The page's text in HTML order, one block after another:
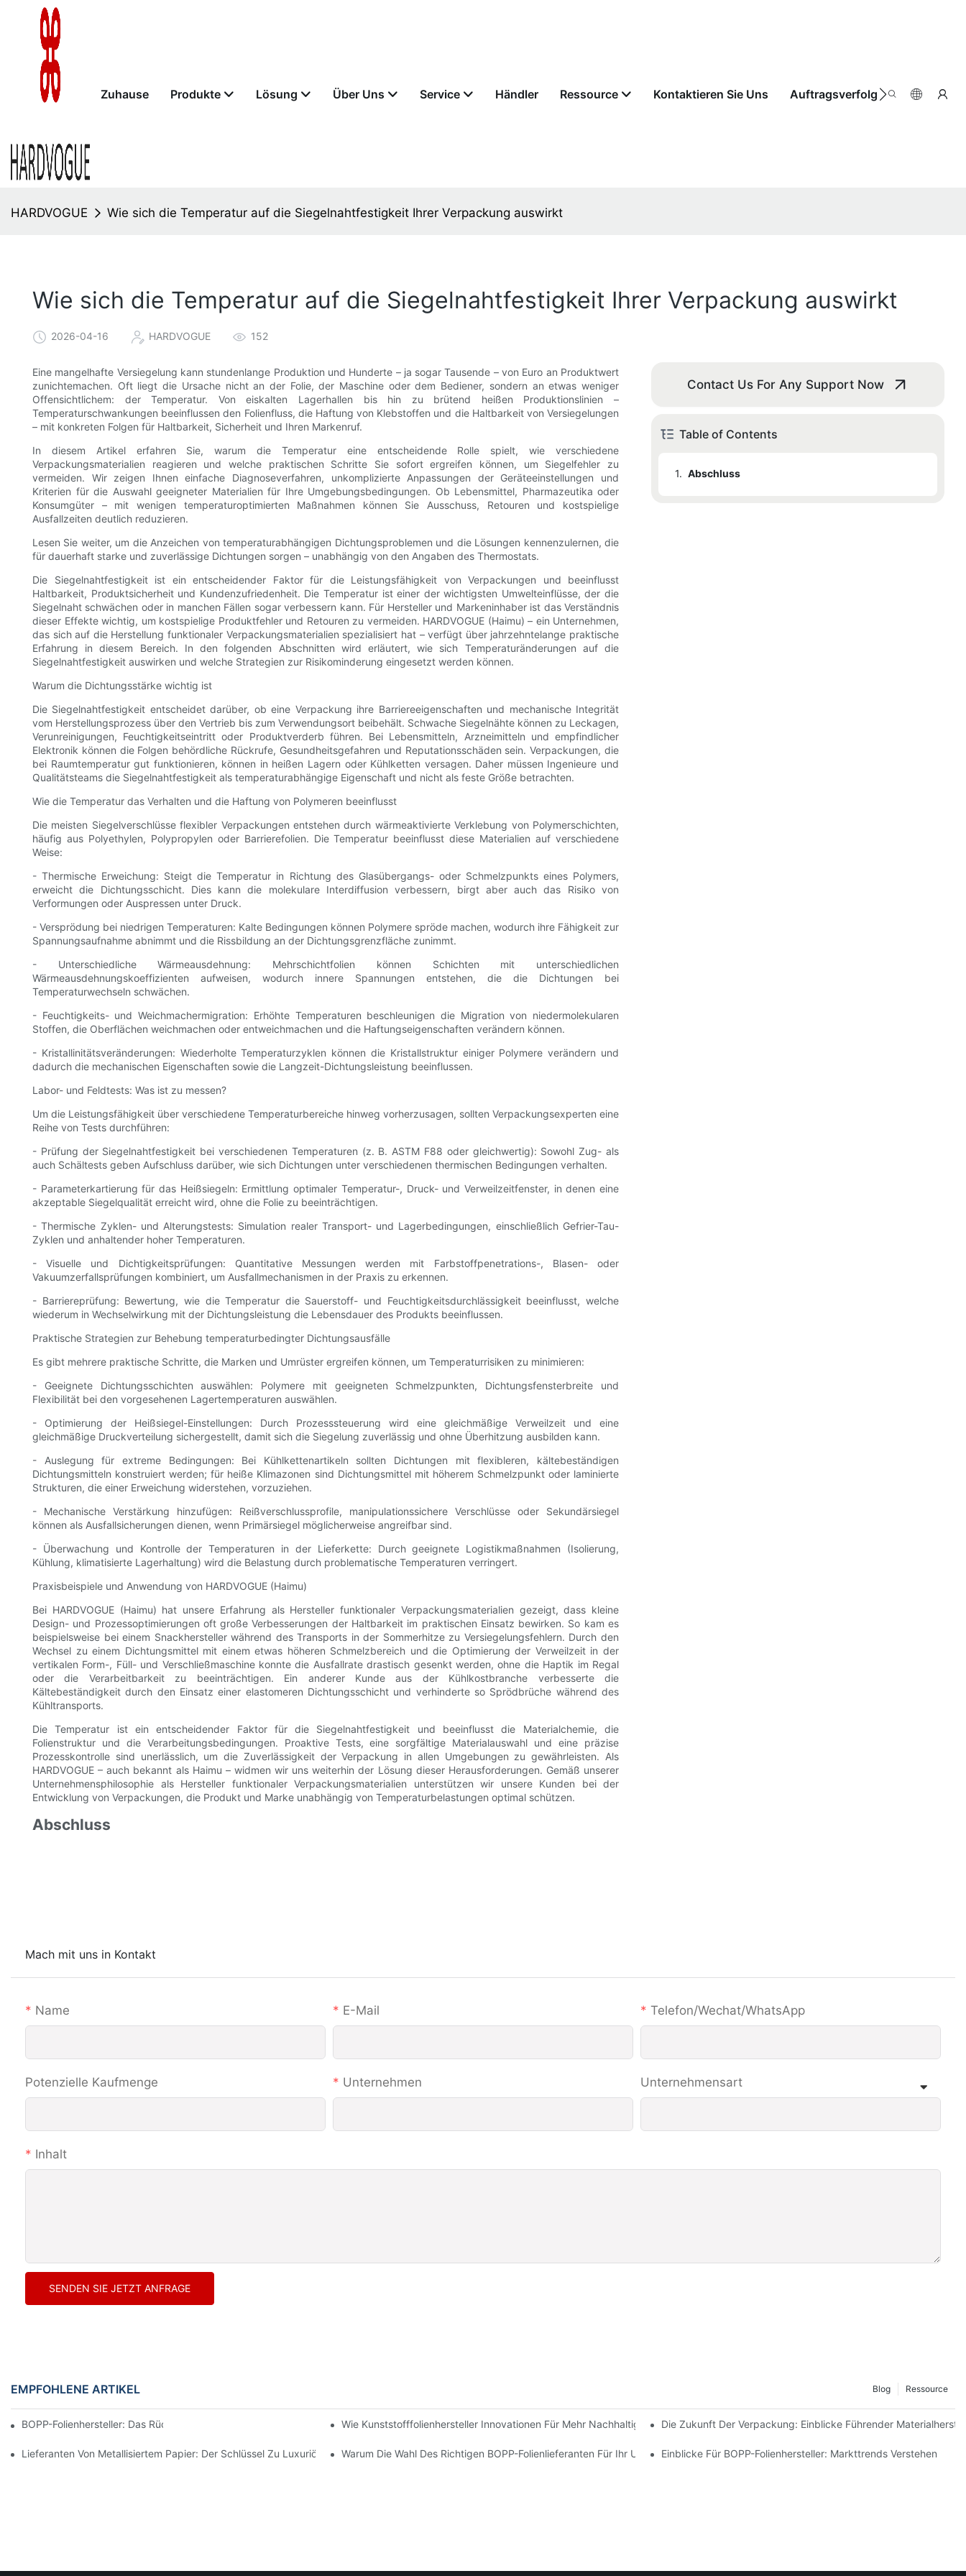
Zuhause Produkte Lösung Über Uns Service Händler Ressource Kontaktieren Sie Uns Auftragsverfolgung
HARDVOGUE Wie sich die Temperatur auf die Siegelnahtfestigkeit Ihrer Verpackung auswirkt
Wie sich die Temperatur auf die Siegelnahtfestigkeit Ihrer Verpackung auswirkt
2026-04-16 HARDVOGUE 152
Eine mangelhafte Versiegelung kann stundenlange Produktion und Hunderte – ja sogar Tausende – von Euro an Produktwert
zunichtemachen. Oft liegt die Ursache nicht an der Folie, der Maschine oder dem Bediener, sondern an etwas weniger
Offensichtlichem: der Temperatur. Von eiskalten Lagerhallen bis hin zu brütend heißen Produktionslinien –
Temperaturschwankungen beeinflussen den Folienfluss, die Haftung von Klebstoffen und die Haltbarkeit von Versiegelungen
– mit konkreten Folgen für Haltbarkeit, Sicherheit und Ihren Markenruf.
In diesem Artikel erfahren Sie, warum die Temperatur eine entscheidende Rolle spielt, wie verschiedene
Verpackungsmaterialien reagieren und welche praktischen Schritte Sie sofort ergreifen können, um Siegelfehler zu
vermeiden. Wir zeigen Ihnen einfache Diagnoseverfahren, unkomplizierte Anpassungen der Geräteeinstellungen und
Kriterien für die Auswahl geeigneter Materialien für Ihre Umgebungsbedingungen. Ob Lebensmittel, Pharmazeutika oder
Konsumgüter – mit wenigen temperaturoptimierten Maßnahmen können Sie Ausschuss, Retouren und kostspielige
Ausfallzeiten deutlich reduzieren.
Lesen Sie weiter, um die Anzeichen von temperaturabhängigen Dichtungsproblemen und die Lösungen kennenzulernen, die
für dauerhaft starke und zuverlässige Dichtungen sorgen – unabhängig von den Angaben des Thermostats.
Die Siegelnahtfestigkeit ist ein entscheidender Faktor für die Leistungsfähigkeit von Verpackungen und beeinflusst
Haltbarkeit, Produktsicherheit und Kundenzufriedenheit. Die Temperatur ist einer der wichtigsten Umwelteinflüsse, der die
Siegelnaht schwächen oder in manchen Fällen sogar verbessern kann. Für Hersteller und Markeninhaber ist das Verständnis
dieser Effekte wichtig, um kostspielige Produktfehler und Retouren zu vermeiden. HARDVOGUE (Haimu) – ein Unternehmen,
das sich auf die Herstellung funktionaler Verpackungsmaterialien spezialisiert hat – verfügt über jahrzehntelange praktische
Erfahrung in diesem Bereich. In den folgenden Abschnitten wird erläutert, wie sich Temperaturänderungen auf die
Siegelnahtfestigkeit auswirken und welche Strategien zur Risikominderung eingesetzt werden können.
Warum die Dichtungsstärke wichtig ist
Die Siegelnahtfestigkeit entscheidet darüber, ob eine Verpackung ihre Barriereeigenschaften und mechanische Integrität
vom Herstellungsprozess über den Vertrieb bis zum Verwendungsort beibehält. Schwache Siegelnähte können zu Leckagen,
Verunreinigungen, Feuchtigkeitseintritt oder Produktverderb führen. Bei Lebensmitteln, Arzneimitteln und empfindlicher
Elektronik können die Folgen behördliche Rückrufe, Gesundheitsgefahren und Reputationsschäden sein. Verpackungen, die
bei Raumtemperatur gut funktionieren, können in heißen Lagern oder Kühlketten versagen. Daher müssen Ingenieure und
Qualitätsteams die Siegelnahtfestigkeit als temperaturabhängige Eigenschaft und nicht als feste Größe betrachten.
Wie die Temperatur das Verhalten und die Haftung von Polymeren beeinflusst
Die meisten Siegelverschlüsse flexibler Verpackungen entstehen durch wärmeaktivierte Verklebung von Polymerschichten,
häufig aus Polyethylen, Polypropylen oder Barrierefolien. Die Temperatur beeinflusst diese Materialien auf verschiedene
Weise:
- Thermische Erweichung: Steigt die Temperatur in Richtung des Glasübergangs- oder Schmelzpunkts eines Polymers,
erweicht die Dichtungsschicht. Dies kann die molekulare Interdiffusion verbessern, birgt aber auch das Risiko von
Verformungen oder Auspressen unter Druck.
- Versprödung bei niedrigen Temperaturen: Kalte Bedingungen können Polymere spröde machen, wodurch ihre Fähigkeit zur
Spannungsaufnahme abnimmt und die Rissbildung an der Dichtungsgrenzfläche zunimmt.
- Unterschiedliche Wärmeausdehnung: Mehrschichtfolien können Schichten mit unterschiedlichen
Wärmeausdehnungskoeffizienten aufweisen, wodurch innere Spannungen entstehen, die die Dichtungen bei
Temperaturwechseln schwächen.
- Feuchtigkeits- und Weichmachermigration: Erhöhte Temperaturen beschleunigen die Migration von niedermolekularen
Stoffen, die Oberflächen weichmachen oder entweichmachen und die Haftungseigenschaften verändern können.
- Kristallinitätsveränderungen: Wiederholte Temperaturzyklen können die Kristallstruktur einiger Polymere verändern und
dadurch die mechanischen Eigenschaften sowie die Langzeit-Dichtungsleistung beeinflussen.
Labor- und Feldtests: Was ist zu messen?
Um die Leistungsfähigkeit über verschiedene Temperaturbereiche hinweg vorherzusagen, sollten Verpackungsexperten eine
Reihe von Tests durchführen:
- Prüfung der Siegelnahtfestigkeit bei verschiedenen Temperaturen (z. B. ASTM F88 oder gleichwertig): Sowohl Zug- als
auch Schältests geben Aufschluss darüber, wie sich Dichtungen unter verschiedenen thermischen Bedingungen verhalten.
- Parameterkartierung für das Heißsiegeln: Ermittlung optimaler Temperatur-, Druck- und Verweilzeitfenster, in denen eine
akzeptable Siegelqualität erreicht wird, ohne die Folie zu beeinträchtigen.
- Thermische Zyklen- und Alterungstests: Simulation realer Transport- und Lagerbedingungen, einschließlich Gefrier-Tau-
Zyklen und anhaltender hoher Temperaturen.
- Visuelle und Dichtigkeitsprüfungen: Quantitative Messungen werden mit Farbstoffpenetrations-, Blasen- oder
Vakuumzerfallsprüfungen kombiniert, um Ausfallmechanismen in der Praxis zu erkennen.
- Barriereprüfung: Bewertung, wie die Temperatur die Sauerstoff- und Feuchtigkeitsdurchlässigkeit beeinflusst, welche
wiederum in Wechselwirkung mit der Dichtungsleistung die Lebensdauer des Produkts beeinflussen.
Praktische Strategien zur Behebung temperaturbedingter Dichtungsausfälle
Es gibt mehrere praktische Schritte, die Marken und Umrüster ergreifen können, um Temperaturrisiken zu minimieren:
- Geeignete Dichtungsschichten auswählen: Polymere mit geeigneten Schmelzpunkten, Dichtungsfensterbreite und
Flexibilität bei den vorgesehenen Lagertemperaturen auswählen.
- Optimierung der Heißsiegel-Einstellungen: Durch Prozesssteuerung wird eine gleichmäßige Verweilzeit und eine
gleichmäßige Druckverteilung sichergestellt, damit sich die Siegelung zuverlässig und ohne Überhitzung ausbilden kann.
- Auslegung für extreme Bedingungen: Bei Kühlkettenartikeln sollten Dichtungen mit flexibleren, kältebeständigen
Dichtungsmitteln konstruiert werden; für heiße Klimazonen sind Dichtungsmittel mit höherem Schmelzpunkt oder laminierte
Strukturen, die einer Erweichung widerstehen, vorzuziehen.
- Mechanische Verstärkung hinzufügen: Reißverschlussprofile, manipulationssichere Verschlüsse oder Sekundärsiegel
können als Ausfallsicherungen dienen, wenn Primärsiegel möglicherweise angreifbar sind.
- Überwachung und Kontrolle der Temperaturen in der Lieferkette: Durch geeignete Logistikmaßnahmen (Isolierung,
Kühlung, klimatisierte Lagerhaltung) wird die Belastung durch problematische Temperaturen verringert.
Praxisbeispiele und Anwendung von HARDVOGUE (Haimu)
Bei HARDVOGUE (Haimu) hat unsere Erfahrung als Hersteller funktionaler Verpackungsmaterialien gezeigt, dass kleine
Design- und Prozessoptimierungen oft große Verbesserungen der Haltbarkeit im praktischen Einsatz bewirken. So kam es
beispielsweise bei einem Snackhersteller während des Transports in der Sommerhitze zu Versiegelungsfehlern. Durch den
Wechsel zu einem Dichtungsmittel mit einem etwas höheren Schmelzbereich und die Optimierung der Verweilzeit in der
vertikalen Form-, Füll- und Verschließmaschine konnte die Ausfallrate drastisch gesenkt werden, ohne die Haptik im Regal
oder die Verarbeitbarkeit zu beeinträchtigen. Ein anderer Kunde aus der Kühlkostbranche verbesserte die
Kältebeständigkeit durch den Einsatz einer elastomeren Dichtungsschicht und verhinderte so Sprödbrüche während des
Kühltransports.
Die Temperatur ist ein entscheidender Faktor für die Siegelnahtfestigkeit und beeinflusst die Materialchemie, die
Folienstruktur und die Verarbeitungsbedingungen. Proaktive Tests, eine sorgfältige Materialauswahl und eine präzise
Prozesskontrolle sind unerlässlich, um die Zuverlässigkeit der Verpackung in allen Umgebungen zu gewährleisten. Als
HARDVOGUE – auch bekannt als Haimu – widmen wir uns weiterhin der Lösung dieser Herausforderungen. Gemäß unserer
Unternehmensphilosophie als Hersteller funktionaler Verpackungsmaterialien unterstützen wir unsere Kunden bei der
Entwicklung von Verpackungen, die Produkt und Marke unabhängig von Temperaturbelastungen optimal schützen.
Abschluss
Contact Us For Any Support Now
Table of Contents
1. Abschluss
Mach mit uns in Kontakt
Name E-Mail Telefon/Wechat/WhatsApp
Potenzielle Kaufmenge Unternehmen Unternehmensart
Inhalt
SENDEN SIE JETZT ANFRAGE
EMPFOHLENE ARTIKEL Ressource
Blog
BOPP-Folienhersteller: Das Rückgrat Flexibler Verpackungen Wie Kunststofffolienhersteller Innovationen Für Mehr Nachhaltigkeit EntwickelnDie Zukunft Der Verpackung: Einblicke Führender
Lieferanten Von Metallisiertem Papier: Der Schlüssel Zu Luxuriösen VerpackungserlebnissenWarum Die Wahl Des Richtigen BOPP-Folienlieferanten Für Ihr Unternehmen Wichtig IstEinblicke Für BOPP-Folienhersteller: Markttrends Verstehen